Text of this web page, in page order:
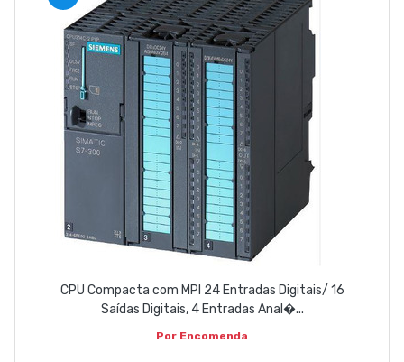
CPU Compacta com MPI 24 Entradas Digitais/ 16
Saídas Digitais, 4 Entradas Anal�...
Por Encomenda